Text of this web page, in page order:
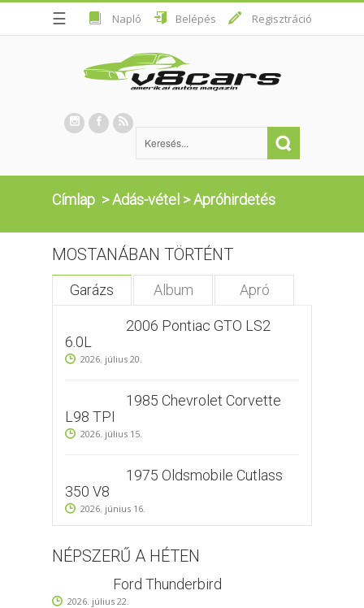
☰ Napló Belépés Regisztráció
Címlap >Adás-vétel >Apróhirdetés
MOSTANÁBAN TÖRTÉNT
Garázs Album Apró
2006 Pontiac GTO LS2
6.0L
2026. július 20.
1985 Chevrolet Corvette
L98 TPI
2026. július 15.
1975 Oldsmobile Cutlass
350 V8
2026. június 16.
NÉPSZERŰ A HÉTEN
Ford Thunderbird
2026. július 22.